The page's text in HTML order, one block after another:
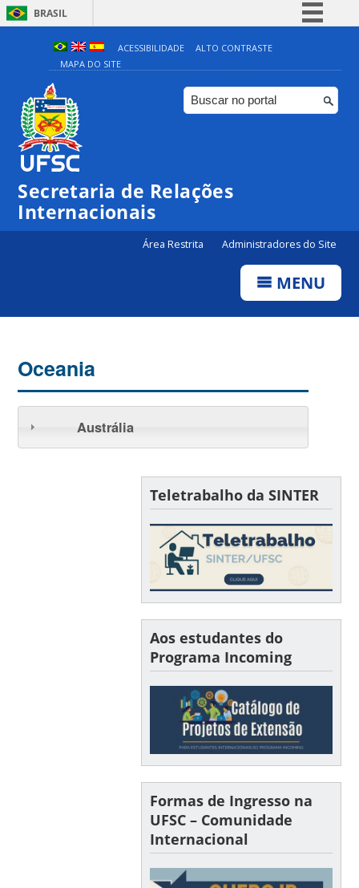
BRASIL
Simplifique!
Comunica BR
Participe
ACESSIBILIDADE
ALTO CONTRASTE
MAPA DO SITE
Secretaria de Relações
Internacionais
Área Restrita Administradores do Site
MENU
Oceania
Austrália
Teletrabalho da SINTER
Aos estudantes do
Programa Incoming
Formas de Ingresso na
UFSC – Comunidade
Internacional